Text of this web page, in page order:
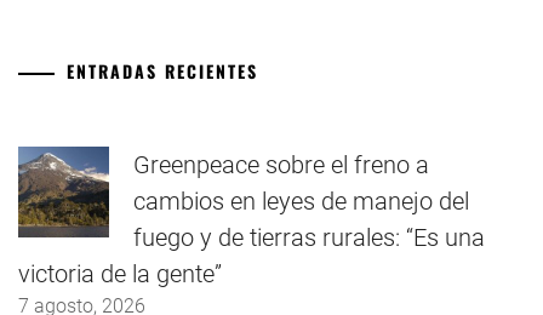
ENTRADAS RECIENTES
Greenpeace sobre el freno a
cambios en leyes de manejo del
fuego y de tierras rurales: “Es una
victoria de la gente”
7 agosto, 2026